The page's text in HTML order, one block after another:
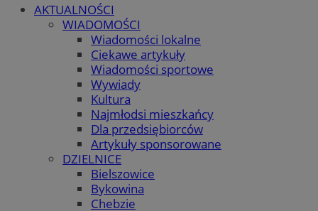
AKTUALNOŚCI
WIADOMOŚCI
Wiadomości lokalne
Ciekawe artykuły
Wiadomości sportowe
Wywiady
Kultura
Najmłodsi mieszkańcy
Dla przedsiębiorców
Artykuły sponsorowane
DZIELNICE
Bielszowice
Bykowina
Chebzie